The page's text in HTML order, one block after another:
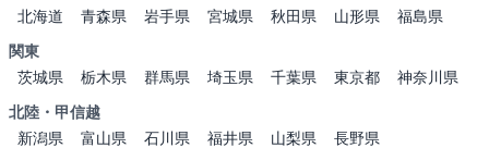
北海道
青森県 岩手県 宮城県 秋田県 山形県
福島県
関東
茨城県
栃木県 群馬県 埼玉県 千葉県 東京都
神奈川県
北陸・甲信越
新潟県
富山県 石川県 福井県 山梨県
長野県